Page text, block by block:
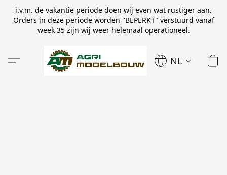
i.v.m. de vakantie periode doen wij even wat rustiger aan.
Orders in deze periode worden ''BEPERKT" verstuurd vanaf
week 35 zijn wij weer helemaal operationeel.
NL